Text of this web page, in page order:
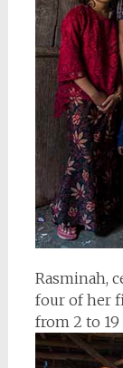
Rasminah,
four of her
from 2 to 19